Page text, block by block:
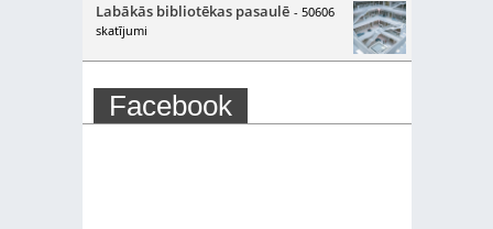
Labākās bibliotēkas pasaulē - 50606
skatījumi
Facebook